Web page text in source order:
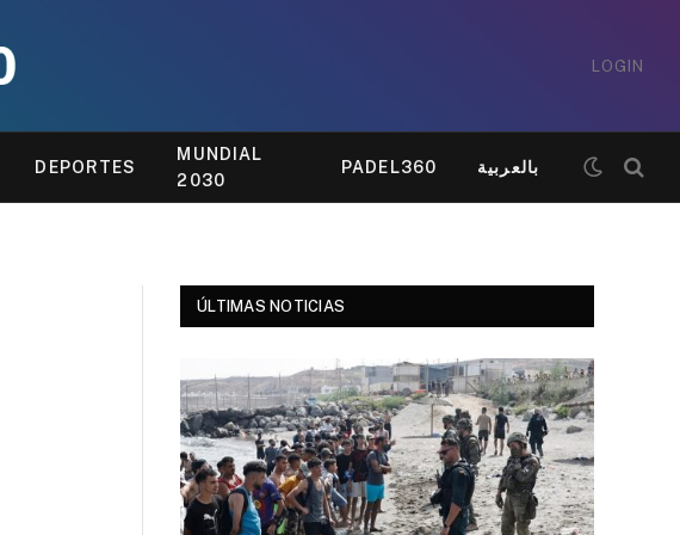
LOGIN
DEPORTES
MUNDIAL
2030
PADEL360 بالعربية
ÚLTIMAS NOTICIAS